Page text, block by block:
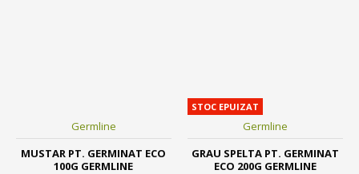
Germline
MUSTAR PT. GERMINAT ECO
100G GERMLINE
STOC EPUIZAT
Germline
GRAU SPELTA PT. GERMINAT
ECO 200G GERMLINE